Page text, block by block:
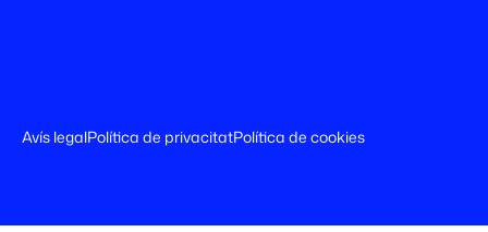
Avís legalPolítica de privacitatPolítica de cookies